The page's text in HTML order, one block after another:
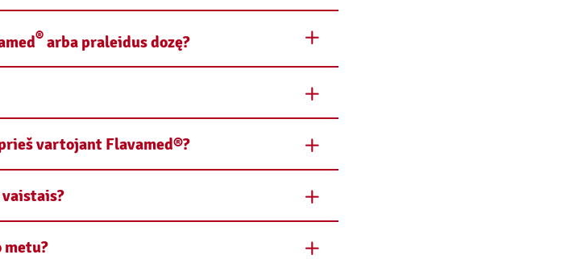
®arba praleidus dozę?
vartojant Flavamed®?